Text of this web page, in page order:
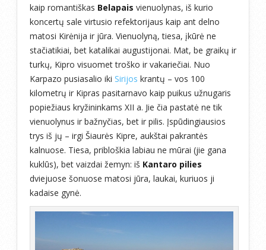
kaip romantiškas Belapais vienuolynas, iš kurio
koncertų sale virtusio refektorijaus kaip ant delno
matosi Kirėnija ir jūra. Vienuolyną, tiesa, įkūrė ne
stačiatikiai, bet katalikai augustijonai. Mat, be graikų ir
turkų, Kipro visuomet troško ir vakariečiai. Nuo
Karpazo pusiasalio iki Sirijos krantų – vos 100
kilometrų ir Kipras pasitarnavo kaip puikus užnugaris
popiežiaus kryžininkams XII a. Jie čia pastatė ne tik
vienuolynus ir bažnyčias, bet ir pilis. Įspūdingiausios
trys iš jų – irgi Šiaurės Kipre, aukštai pakrantės
kalnuose. Tiesa, pribloškia labiau ne mūrai (jie gana
kuklūs), bet vaizdai žemyn: iš Kantaro pilies
dviejuose šonuose matosi jūra, laukai, kuriuos ji
kadaise gynė.